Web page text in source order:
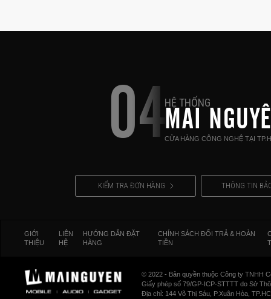
04HỆ THỐNG
MAI
CỬA HÀNG CÔNG NGHỆ TẠI
KIỂM TRA ĐƠN HÀNG THÔNG TIN
GIỚI
THIỆU
LIÊN
HỆ
HƯỚNG DẪN ĐẶT
HÀNG
CHÍNH SÁCH ĐỔI TRẢ & HOÀN
TIỀN
© 2022 - Bản quyền thuộc Công ty TNHH
Giấy phép số 79/GP-ICP-STTTT do Sở
Địa chỉ: 144 Võ Thị Sáu, P.Xuân Hòa,